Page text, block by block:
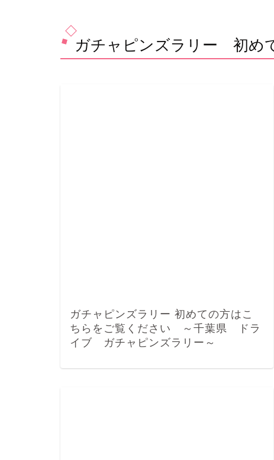
ガチャピンズラリー 初め
ガチャピンズラリー 初めての方はこ
ちらをご覧ください ～千葉県 ドラ
イブ ガチャピンズラリー～